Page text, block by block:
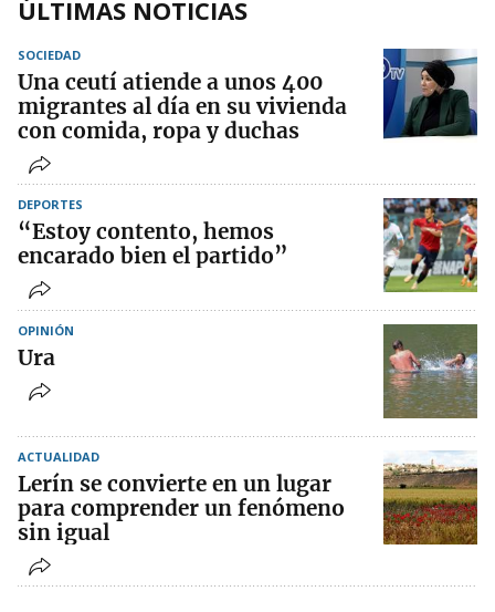
ÚLTIMAS NOTICIAS
SOCIEDAD
Una ceutí atiende a unos 400
migrantes al día en su vivienda
con comida, ropa y duchas
DEPORTES
“Estoy contento, hemos
encarado bien el partido”
OPINIÓN
Ura
ACTUALIDAD
Lerín se convierte en un lugar
para comprender un fenómeno
sin igual